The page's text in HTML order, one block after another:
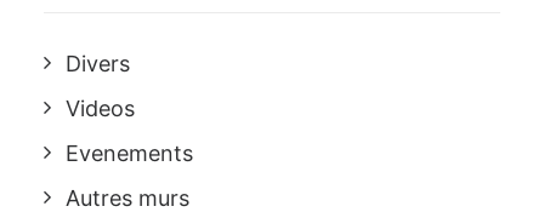
Divers
Videos
Evenements
Autres murs